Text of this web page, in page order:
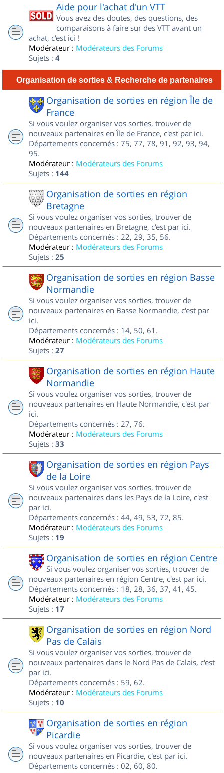
Aide pour l'achat d'un VTT
Vous avez des doutes, des questions, des
comparaisons à faire sur des VTT avant un
achat, c'est ici !
Modérateur : Modérateurs des Forums
Sujets : 4
Organisation de sorties & Recherche de partenaires
Organisation de sorties en région Île de
France
Si vous voulez organiser vos sorties, trouver de
nouveaux partenaires en Île de France, c'est par ici.
Départements concernés : 75, 77, 78, 91, 92, 93, 94,
95.
Modérateur : Modérateurs des Forums
Sujets : 144
Organisation de sorties en région
Bretagne
Si vous voulez organiser vos sorties, trouver de
nouveaux partenaires en Bretagne, c'est par ici.
Départements concernés : 22, 29, 35, 56.
Modérateur : Modérateurs des Forums
Sujets : 25
Organisation de sorties en région Basse
Normandie
Si vous voulez organiser vos sorties, trouver de
nouveaux partenaires en Basse Normandie, c'est par
ici.
Départements concernés : 14, 50, 61.
Modérateur : Modérateurs des Forums
Sujets : 27
Organisation de sorties en région Haute
Normandie
Si vous voulez organiser vos sorties, trouver de
nouveaux partenaires en Haute Normandie, c'est par
ici.
Départements concernés : 27, 76.
Modérateur : Modérateurs des Forums
Sujets : 33
Organisation de sorties en région Pays
de la Loire
Si vous voulez organiser vos sorties, trouver de
nouveaux partenaires dans les Pays de la Loire, c'est
par ici.
Départements concernés : 44, 49, 53, 72, 85.
Modérateur : Modérateurs des Forums
Sujets : 19
Organisation de sorties en région Centre
Si vous voulez organiser vos sorties, trouver de
nouveaux partenaires en région Centre, c'est par ici.
Départements concernés : 18, 28, 36, 37, 41, 45.
Modérateur : Modérateurs des Forums
Sujets : 17
Organisation de sorties en région Nord
Pas de Calais
Si vous voulez organiser vos sorties, trouver de
nouveaux partenaires dans le Nord Pas de Calais, c'est
par ici.
Départements concernés : 59, 62.
Modérateur : Modérateurs des Forums
Sujets : 10
Organisation de sorties en région
Picardie
Si vous voulez organiser vos sorties, trouver de
nouveaux partenaires en Picardie, c'est par ici.
Départements concernés : 02, 60, 80.